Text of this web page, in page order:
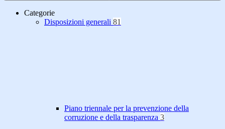
Categorie
Disposizioni generali 81
Piano triennale per la prevenzione della
corruzione e della trasparenza 3